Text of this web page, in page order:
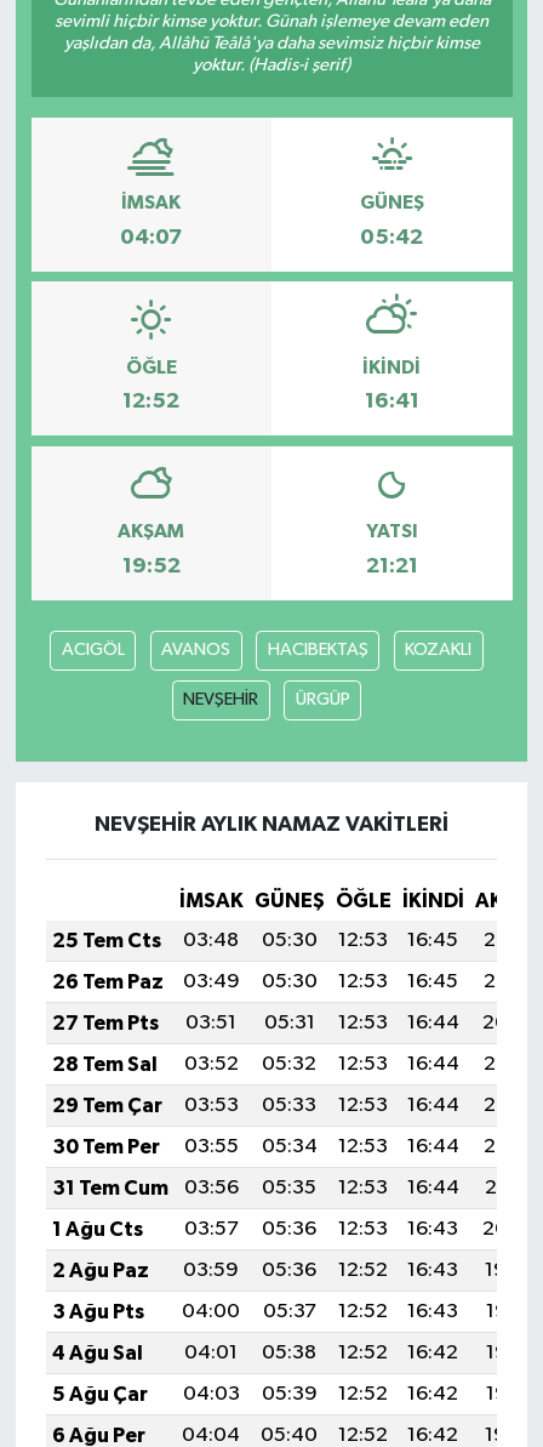
sevimli hiçbir kimse yoktur. Günah işlemeye devam eden
yaşlıdan da, Allâhü Teâlâ'ya daha sevimsiz hiçbir kimse
yoktur. (Hadis-i şerif)
İMSAK
04:07
GÜNEŞ
05:42
ÖĞLE
12:52
İKINDI
16:41
AKŞAM
19:52
YATSI
21:21
ACIGÖL AVANOS HACIBEKTAŞ KOZAKLI
NEVŞEHİR ÜRGÜP
NEVŞEHİR AYLIK NAMAZ VAKITLERI
İMSAK GÜNEŞ ÖĞLE İKINDI
25 Tem Cts
03:48 05:30 12:53 16:45
20:06
26 Tem Paz
03:49 05:30 12:53 16:45
20:05
27 Tem Pts
03:51 05:31 12:53 16:44
20:04
28 Tem Sal
03:52 05:32 12:53 16:44
20:03
29 Tem Çar
03:53 05:33 12:53 16:44
20:02
30 Tem Per
03:55 05:34 12:53 16:44
20:02
31 Tem Cum
03:56 05:35 12:53 16:44
20:01
1 Ağu Cts
03:57 05:36 12:53 16:43
20:00
2 Ağu Paz
03:59 05:36 12:52 16:43
19:59
3 Ağu Pts
04:00 05:37 12:52 16:43
19:58
4 Ağu Sal
04:01 05:38 12:52 16:42
19:57
5 Ağu Çar
04:03 05:39 12:52 16:42
19:55
6 Ağu Per
04:04 05:40 12:52 16:42
19:54
Haberde İnsan
Magazin
Manşet Altı
Resmi İlan
Sağlık
SürManşet
Teknoloji
Yaşam
KAHRAMANMARAŞ